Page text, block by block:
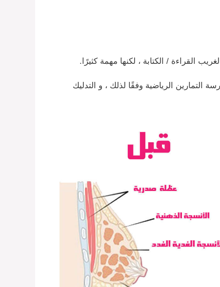
القراءة / الكتابة ، لكنها مهمة كثيرًا.
التمارين الرياضية وفقًا لذلك ، و التدليك